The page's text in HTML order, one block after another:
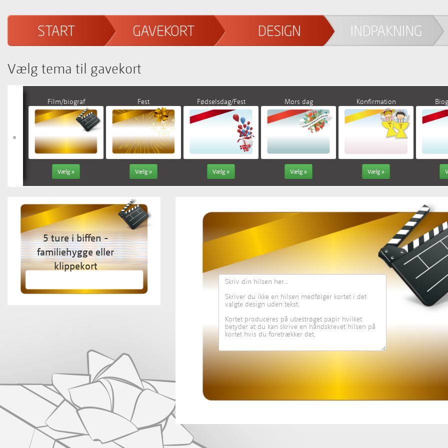
Vælg tema til gavekort
«
Film/biograf
Vælg »
Fest
Vælg »
Fødselsdag/Fest
Vælg »
Mors dag
Vælg »
Konfirmation
Vælg »
5 ture i biffen -
familiehygge eller
klippekort